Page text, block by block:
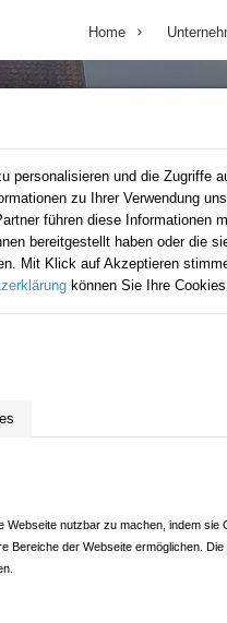
personalisieren und die Zugriffe
zu Ihrer Verwendung
führen diese Informationen
bereitgestellt haben oder die
Mit Klick auf Akzeptieren
können Sie Ihre
Webseite nutzbar zu machen, indem sie
Bereiche der Webseite ermöglichen.
Home